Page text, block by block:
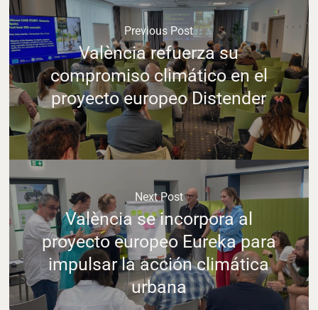
Previous Post
València refuerza su
compromiso climático en el
proyecto europeo Distender
Next Post
València se incorpora al
proyecto europeo Eureka para
impulsar la acción climática
urbana